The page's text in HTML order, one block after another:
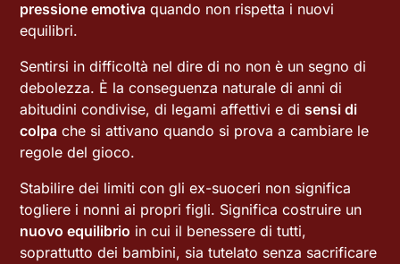
pressione emotiva quando non rispetta i nuovi
equilibri.
Sentirsi in difficoltà nel dire di no non è un segno di
debolezza. È la conseguenza naturale di anni di
abitudini condivise, di legami affettivi e di sensi di
colpa che si attivano quando si prova a cambiare le
regole del gioco.
Stabilire dei limiti con gli ex-suoceri non significa
togliere i nonni ai propri figli. Significa costruire un
nuovo equilibrio in cui il benessere di tutti,
soprattutto dei bambini, sia tutelato senza sacrificare